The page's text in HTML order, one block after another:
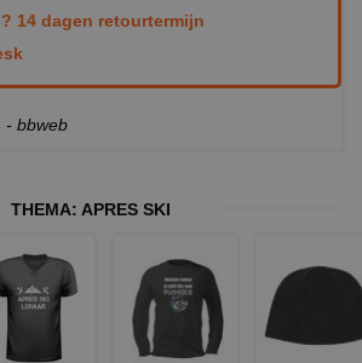
14 dagen retourtermijn
- bbweb
THEMA: APRES SKI